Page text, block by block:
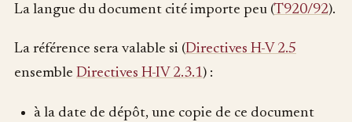
La langue du document cité importe peu (T920/92).
La référence sera valable si (Directives H-V 2.5
ensemble Directives H-IV 2.3.1) :
à la date de dépôt, une copie de ce document